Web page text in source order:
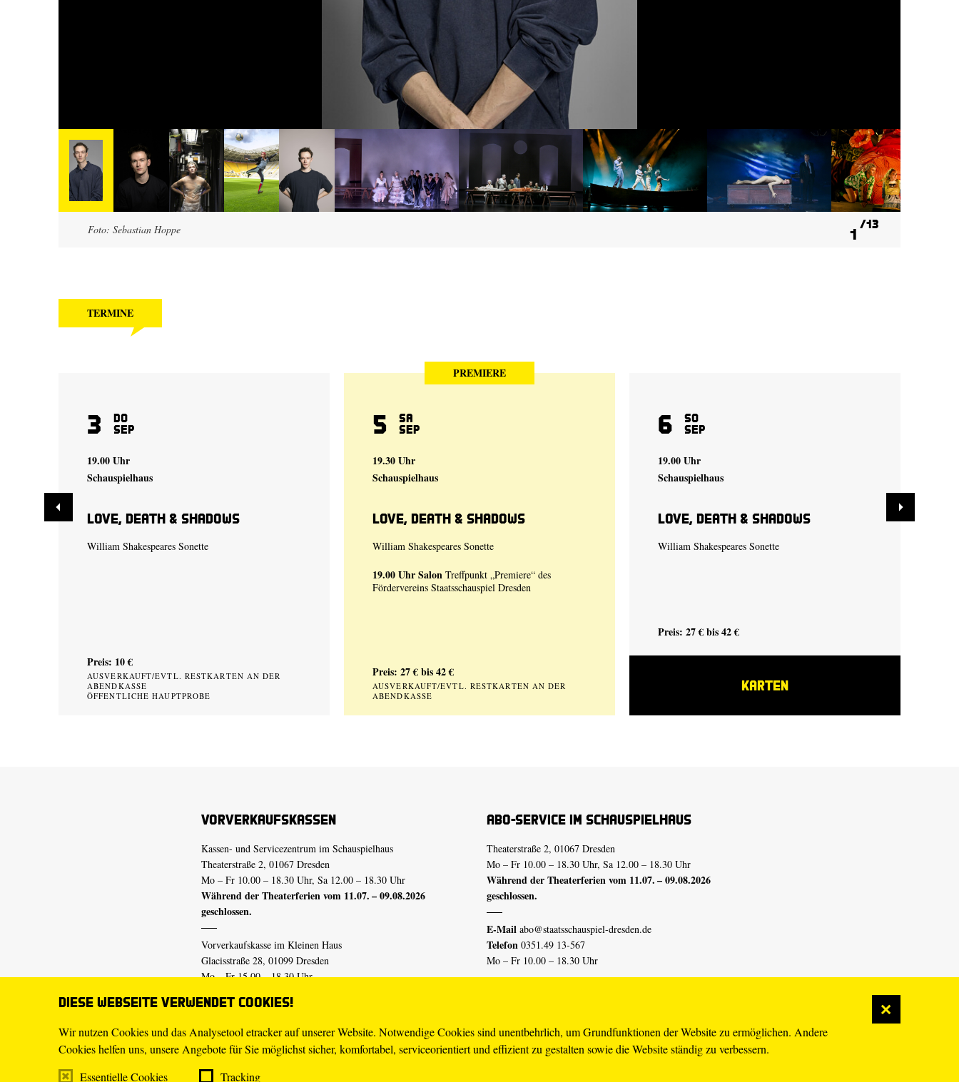
Diese Webseite verwendet Cookies!
Wir nutzen Cookies und das Analysetool etracker auf unserer Website. Notwendige Cookies sind unentbehrlich, um Grundfunktionen der Website zu ermöglichen. Andere
Cookies helfen uns, unsere Angebote für Sie möglichst sicher, komfortabel, serviceorientiert und effizient zu gestalten sowie die Website ständig zu verbessern.
Essentielle Cookies
Tracking
Foto: Sebastian Hoppe 1
13
TERMINE
3 Do
Sep
19.00 Uhr
Schauspielhaus
Love, Death & Shadows
William Shakespeares Sonette
Preis: 10 €
AUSVERKAUFT/EVTL. RESTKARTEN AN DER
ABENDKASSE
ÖFFENTLICHE HAUPTPROBE
PREMIERE
5 Sa
Sep
19.30 Uhr
Schauspielhaus
Love, Death & Shadows
William Shakespeares Sonette
19.00 UhrSalon Treffpunkt „Premiere“ des
Fördervereins Staatsschauspiel Dresden
Preis: 27 € bis 42 €
AUSVERKAUFT/EVTL. RESTKARTEN AN DER
ABENDKASSE
6 So
Sep
19.00 Uhr
Schauspielhaus
Love, Death & Shadows
William Shakespeares Sonette
Preis: 27 € bis 42 €
KARTEN
Vorverkaufskassen
Kassen- und Servicezentrum im Schauspielhaus
Theaterstraße 2, 01067 Dresden
Mo – Fr 10.00 – 18.30 Uhr, Sa 12.00 – 18.30 Uhr
Während der Theaterferien vom 11.07. – 09.08.2026
geschlossen.
Vorverkaufskasse im Kleinen Haus
Glacisstraße 28, 01099 Dresden
Mo – Fr 15.00 – 18.30 Uhr
geschlossen.
E-Mail tickets@staatsschauspiel-dresden.de
Telefon 0351.49 13-555
Abo-Service im Schauspielhaus
Theaterstraße 2, 01067 Dresden
Mo – Fr 10.00 – 18.30 Uhr, Sa 12.00 – 18.30 Uhr
Während der Theaterferien vom 11.07. – 09.08.2026
geschlossen.
E-Mail abo@staatsschauspiel-dresden.de
Telefon 0351.49 13-567
Mo – Fr 10.00 – 18.30 Uhr
Erklärung Barrierefreiheit